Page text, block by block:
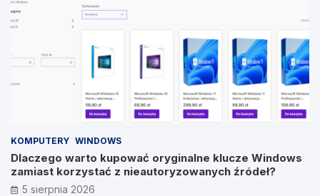
KOMPUTERY WINDOWS
Dlaczego warto kupować oryginalne klucze Windows
zamiast korzystać z nieautoryzowanych źródeł?
5 sierpnia 2026